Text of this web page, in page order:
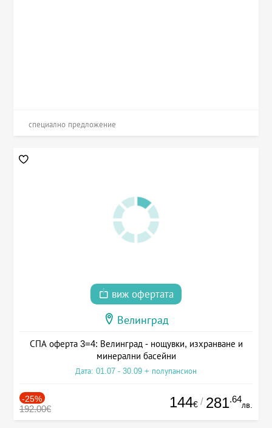
специално предложение
виж офертата
Велинград
СПА оферта 3=4: Велинград - нощувки, изхранване и
минерални басейни
Дата: 01.07 - 30.09 + полупансион
-25%
192.00€ 144€ / 281.64
лв.